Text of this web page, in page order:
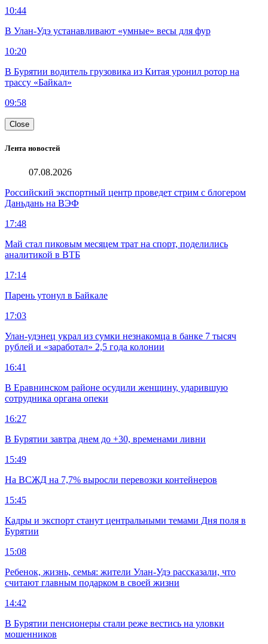
10:44
В Улан-Удэ устанавливают «умные» весы для фур
10:20
В Бурятии водитель грузовика из Китая уронил ротор на
трассу «Байкал»
09:58
Close
Лента новостей
07.08.2026
Российский экспортный центр проведет стрим с блогером
Даньдань на ВЭФ
17:48
Май стал пиковым месяцем трат на спорт, поделились
аналитикой в ВТБ
17:14
Парень утонул в Байкале
17:03
Улан-удэнец украл из сумки незнакомца в банке 7 тысяч
рублей и «заработал» 2,5 года колонии
16:41
В Еравнинском районе осудили женщину, ударившую
сотрудника органа опеки
16:27
В Бурятии завтра днем до +30, временами ливни
15:49
На ВСЖД на 7,7% выросли перевозки контейнеров
15:45
Кадры и экспорт станут центральными темами Дня поля в
Бурятии
15:08
Ребенок, жизнь, семья: жители Улан-Удэ рассказали, что
считают главным подарком в своей жизни
14:42
В Бурятии пенсионеры стали реже вестись на уловки
мошенников